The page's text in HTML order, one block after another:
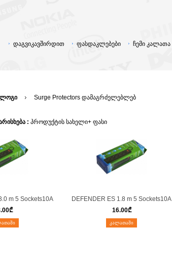
ჩემი კალათა
ფასდაკლებები
დაგვიკავშირდით
Surge Protectors დამაგრძელებლებ
: პროდუქტის სახელი+ ფასი
m 5 Sockets10A
₾
DEFENDER ES 1.8 m 5 Sockets10A
16.00₾
ᲙᲐᲚᲐᲗᲐᲨᲘ